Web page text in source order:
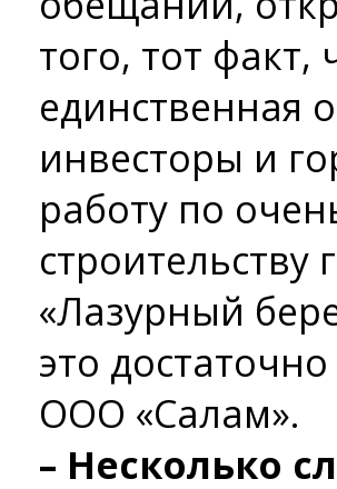
того, тот
единственная
инвесторы и
работу по
«Лазурный
это
ООО «Салам».
– Несколько